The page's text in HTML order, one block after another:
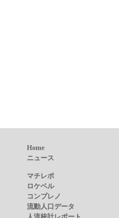
Home
ニュース
マチレポ
ロケベル
コンプレノ
流動人口データ